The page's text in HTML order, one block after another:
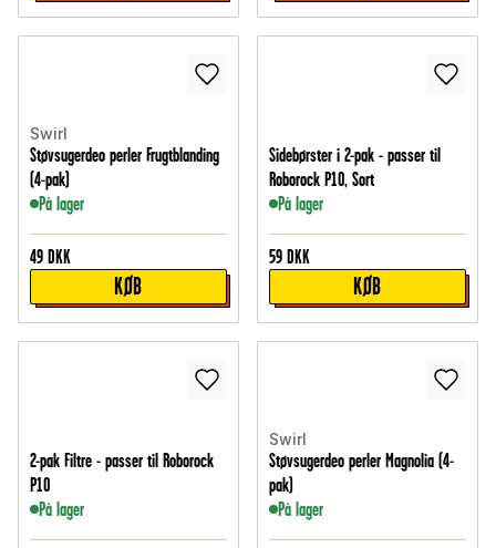
Swirl
Støvsugerdeo perler Frugtblanding
(4-pak)
På lager
49 DKK
KØB
Sidebørster i 2-pak - passer til
Roborock P10, Sort
På lager
59 DKK
KØB
2-pak Filtre - passer til Roborock
P10
På lager
Swirl
Støvsugerdeo perler Magnolia (4-
pak)
På lager